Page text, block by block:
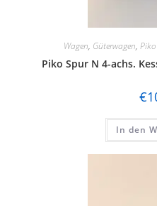
Wagen, Güterwagen,
Piko Spur N 4-achs.
€
In den